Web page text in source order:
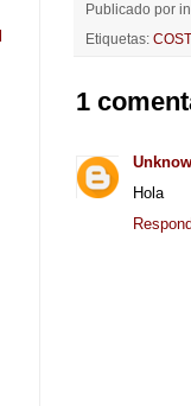
Publicado por
Etiquetas:
1
Hola